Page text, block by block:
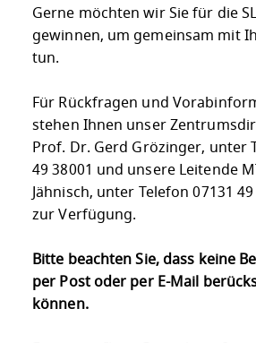
Gerne möchten wir Sie für die
gewinnen, um gemeinsam mit
tun.
Für Rückfragen und
stehen Ihnen unser
Prof. Dr. Gerd Grözinger, unter
49 38001 und unsere Leitende
Jähnisch, unter Telefon 07131
zur Verfügung.
Bitte beachten Sie, dass keine
per Post oder per E-Mail
können.